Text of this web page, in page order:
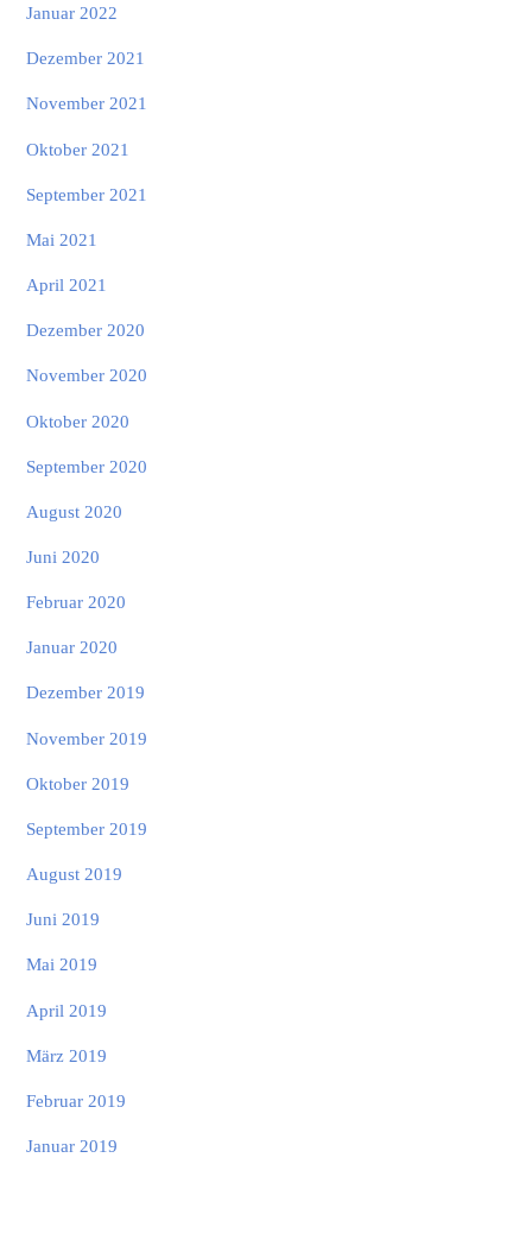
Januar 2022
Dezember 2021
November 2021
Oktober 2021
September 2021
Mai 2021
April 2021
Dezember 2020
November 2020
Oktober 2020
September 2020
August 2020
Juni 2020
Februar 2020
Januar 2020
Dezember 2019
November 2019
Oktober 2019
September 2019
August 2019
Juni 2019
Mai 2019
April 2019
März 2019
Februar 2019
Januar 2019